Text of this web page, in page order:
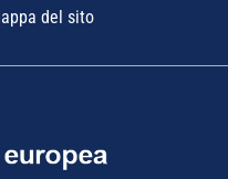
del sito